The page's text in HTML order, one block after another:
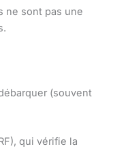
ne sont pas une
(souvent
qui vérifie la